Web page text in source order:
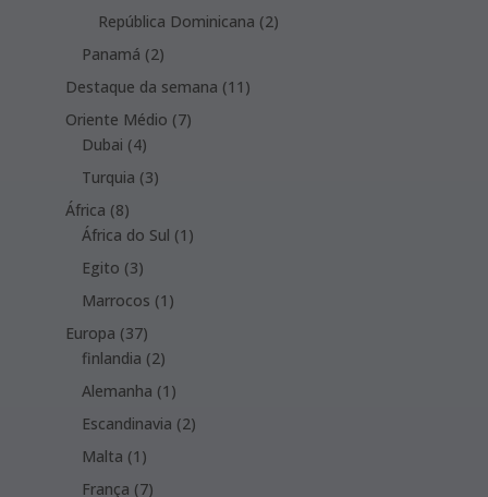
products
República Dominicana 22
Panamá 22
Destaque da semana 11 11
Oriente Médio 77
Dubai 44
products
Turquia 33
África 88
products
África do Sul 1 1
Egito 33
products
Marrocos 1 1
Europa 3737
products
finlandia 22
products
Alemanha 1 1
product
Escandinavia 22
Malta 1 1
product
França 77